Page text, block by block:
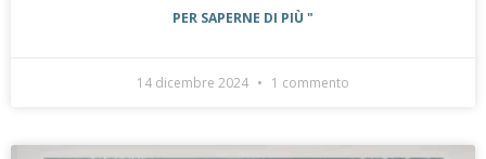
PER SAPERNE DI PIÙ "
14 dicembre 2024 1 commento